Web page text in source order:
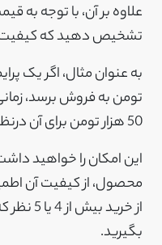
علاوه بر آن، با توجه به
تشخیص دهید که کیفیت
تومن به فروش برسد،
50 هزار تومن برای آن درنظر گرفته، باید کمی شک کنید.
این امکان را خواهید
محصول، از کیفیت آن
از خرید
بگیرید.